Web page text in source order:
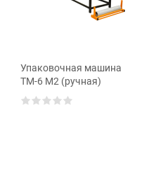
Упаковочная машина
ТМ-6 М2 (ручная)